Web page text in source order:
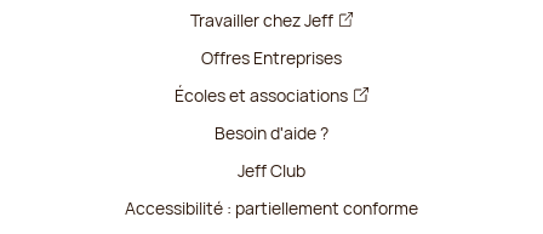
Travailler chez Jeff
Offres Entreprises
Écoles et associations
Besoin d'aide ?
Jeff Club
Accessibilité : partiellement conforme